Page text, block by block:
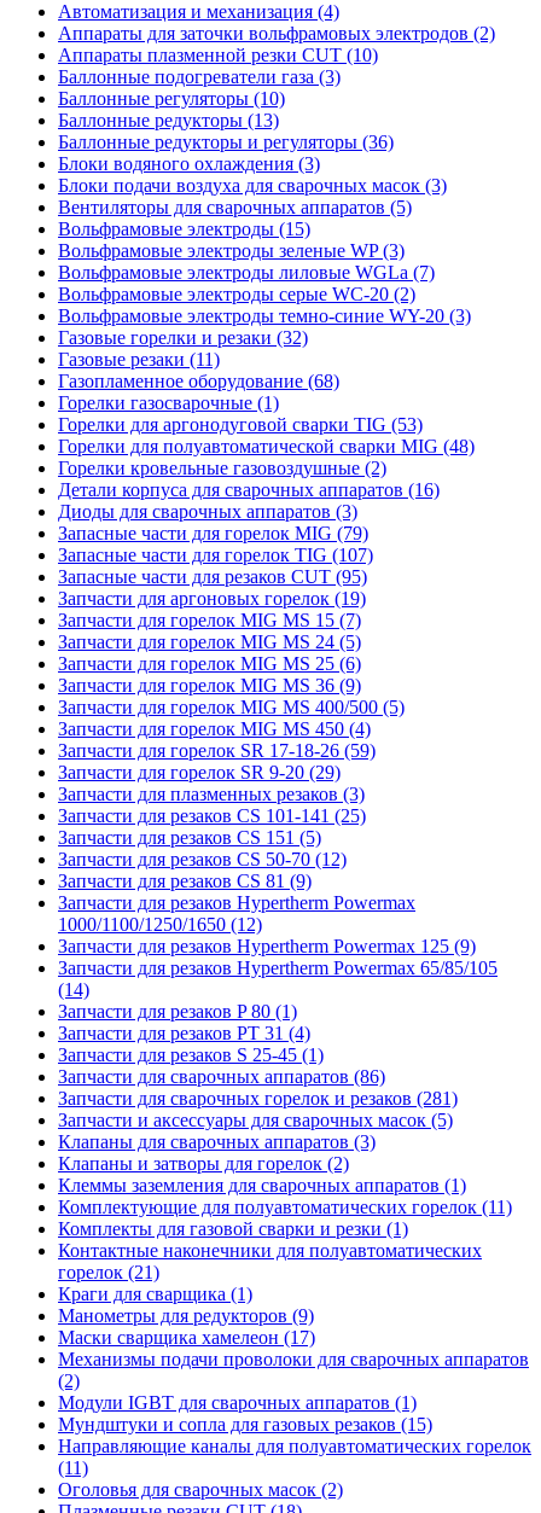
Автоматизация и механизация (4)
Аппараты для заточки вольфрамовых электродов (2)
Аппараты плазменной резки CUT (10)
Баллонные подогреватели газа (3)
Баллонные регуляторы (10)
Баллонные редукторы (13)
Баллонные редукторы и регуляторы (36)
Блоки водяного охлаждения (3)
Блоки подачи воздуха для сварочных масок (3)
Вентиляторы для сварочных аппаратов (5)
Вольфрамовые электроды (15)
Вольфрамовые электроды зеленые WP (3)
Вольфрамовые электроды лиловые WGLa (7)
Вольфрамовые электроды серые WC-20 (2)
Вольфрамовые электроды темно-синие WY-20 (3)
Газовые горелки и резаки (32)
Газовые резаки (11)
Газопламенное оборудование (68)
Горелки газосварочные (1)
Горелки для аргонодуговой сварки TIG (53)
Горелки для полуавтоматической сварки MIG (48)
Горелки кровельные газовоздушные (2)
Детали корпуса для сварочных аппаратов (16)
Диоды для сварочных аппаратов (3)
Запасные части для горелок MIG (79)
Запасные части для горелок TIG (107)
Запасные части для резаков CUT (95)
Запчасти для аргоновых горелок (19)
Запчасти для горелок MIG MS 15 (7)
Запчасти для горелок MIG MS 24 (5)
Запчасти для горелок MIG MS 25 (6)
Запчасти для горелок MIG MS 36 (9)
Запчасти для горелок MIG MS 400/500 (5)
Запчасти для горелок MIG MS 450 (4)
Запчасти для горелок SR 17-18-26 (59)
Запчасти для горелок SR 9-20 (29)
Запчасти для плазменных резаков (3)
Запчасти для резаков CS 101-141 (25)
Запчасти для резаков CS 151 (5)
Запчасти для резаков CS 50-70 (12)
Запчасти для резаков CS 81 (9)
Запчасти для резаков Hypertherm Powermax
1000/1100/1250/1650 (12)
Запчасти для резаков Hypertherm Powermax 125 (9)
Запчасти для резаков Hypertherm Powermax 65/85/105
(14)
Запчасти для резаков P 80 (1)
Запчасти для резаков PT 31 (4)
Запчасти для резаков S 25-45 (1)
Запчасти для сварочных аппаратов (86)
Запчасти для сварочных горелок и резаков (281)
Запчасти и аксессуары для сварочных масок (5)
Клапаны для сварочных аппаратов (3)
Клапаны и затворы для горелок (2)
Клеммы заземления для сварочных аппаратов (1)
Комплектующие для полуавтоматических горелок (11)
Комплекты для газовой сварки и резки (1)
Контактные наконечники для полуавтоматических
горелок (21)
Краги для сварщика (1)
Манометры для редукторов (9)
Маски сварщика хамелеон (17)
Механизмы подачи проволоки для сварочных аппаратов
(2)
Модули IGBT для сварочных аппаратов (1)
Мундштуки и сопла для газовых резаков (15)
Направляющие каналы для полуавтоматических горелок
(11)
Оголовья для сварочных масок (2)